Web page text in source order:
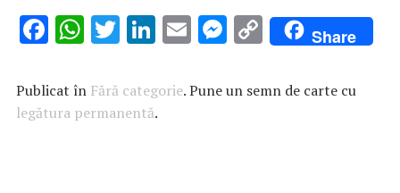
F
e
b
W
at
s
T
it
te
Li
k
e
E
ai
M
se
C
o
p
Share
Publicat în Fără categorie. Pune un semn de carte cu
legătura permanentă.